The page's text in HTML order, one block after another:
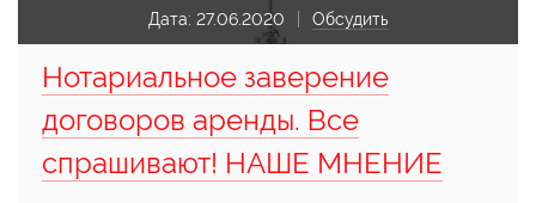
Нотариальное заверение
договоров аренды. Все
спрашивают! НАШЕ МНЕНИЕ
Дата: 27.06.2020 Обсудить